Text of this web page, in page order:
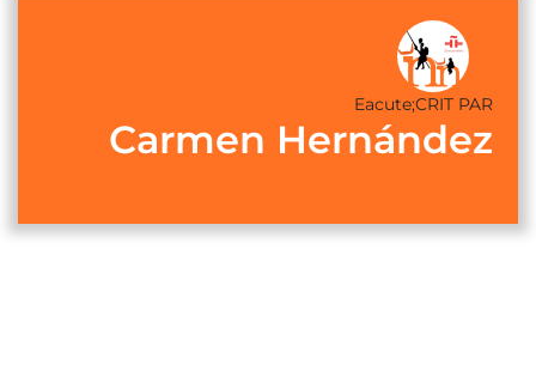
Eacute;CRIT PAR
Carmen Hernández